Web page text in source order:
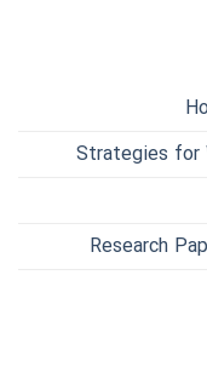
Strategies for
Research